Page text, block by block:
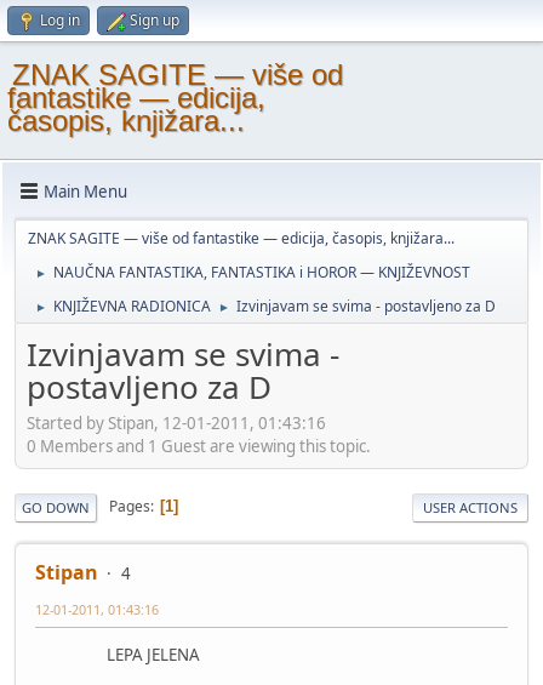
Log in Sign up
ZNAK SAGITE — više od
fantastike — edicija,
časopis, knjižara...
Main Menu
ZNAK SAGITE — više od fantastike — edicija, časopis, knjižara...
► NAUČNA FANTASTIKA, FANTASTIKA i HOROR — KNJIŽEVNOST
► KNJIŽEVNA RADIONICA ► Izvinjavam se svima - postavljeno za D
Izvinjavam se svima -
postavljeno za D
Started by Stipan, 12-01-2011, 01:43:16
0 Members and 1 Guest are viewing this topic.
GO DOWN Pages 1 USER ACTIONS
Stipan 4
12-01-2011, 01:43:16
LEPA JELENA